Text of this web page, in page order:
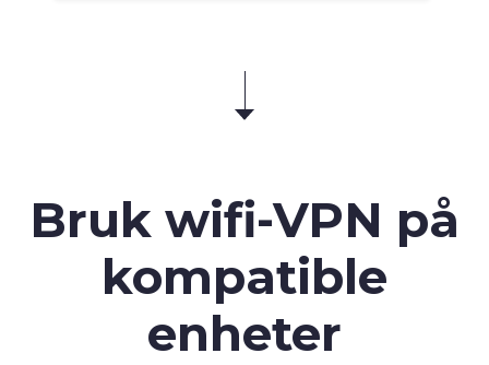
Bruk wifi-VPN på
kompatible
enheter